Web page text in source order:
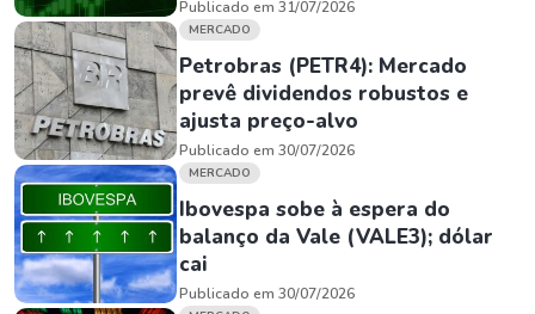
Publicado em 31/07/2026
MERCADO
Petrobras (PETR4): Mercado
prevê dividendos robustos e
ajusta preço-alvo
Publicado em 30/07/2026
MERCADO
Ibovespa sobe à espera do
balanço da Vale (VALE3); dólar
cai
Publicado em 30/07/2026